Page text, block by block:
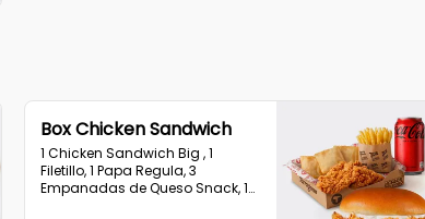
Box Chicken Sandwich
1 Chicken Sandwich Big , 1
Filetillo, 1 Papa Regula, 3
Empanadas de Queso Snack, 1